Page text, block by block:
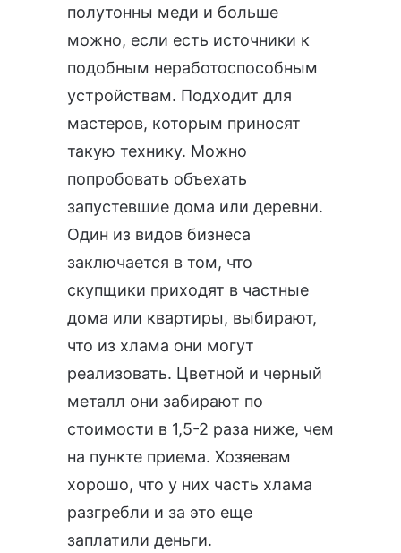
полутонны меди и больше
можно, если есть источники к
подобным неработоспособным
устройствам. Подходит для
мастеров, которым приносят
такую технику. Можно
попробовать объехать
запустевшие дома или деревни.
Один из видов бизнеса
заключается в том, что
скупщики приходят в частные
дома или квартиры, выбирают,
что из хлама они могут
реализовать. Цветной и черный
металл они забирают по
стоимости в 1,5-2 раза ниже, чем
на пункте приема. Хозяевам
хорошо, что у них часть хлама
разгребли и за это еще
заплатили деньги.